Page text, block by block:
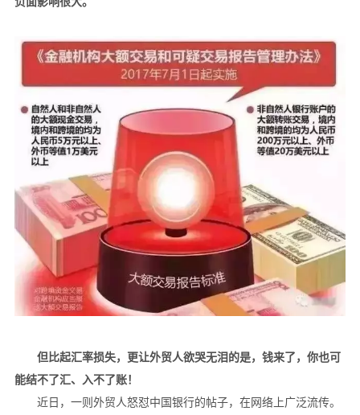
但比起汇率损失，更让外贸人欲哭无泪的是，钱来了，你也可
能结不了汇、入不了账！
近日，一则外贸人怒怼中国银行的帖子，在网络上广泛流传。